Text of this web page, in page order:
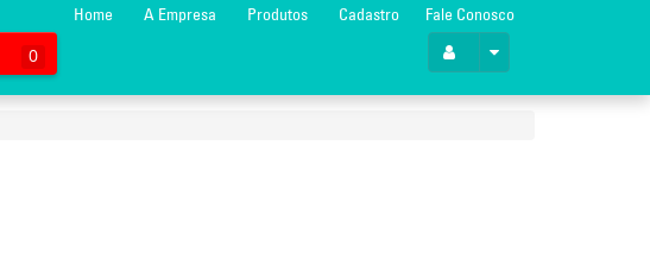
Home A Empresa Produtos Cadastro Fale Conosco
0